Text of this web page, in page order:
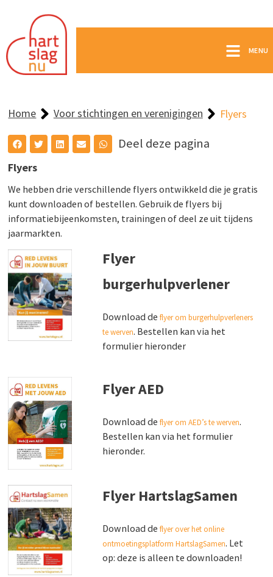
MENU
Home Voor stichtingen en verenigingen Flyers
Deel deze pagina
Flyers
We hebben drie verschillende flyers ontwikkeld die je gratis
kunt downloaden of bestellen. Gebruik de flyers bij
informatiebijeenkomsten, trainingen of deel ze uit tijdens
jaarmarkten.
Flyer
burgerhulpverlener
Download de flyer om burgerhulpverleners
te werven. Bestellen kan via het
formulier hieronder
Flyer AED
Download deflyer om AED’s te werven.
Bestellen kan via het formulier
hieronder.
Flyer HartslagSamen
Download deflyer over het online
ontmoetingsplatform HartslagSamen. Let
op: deze is alleen te downloaden!